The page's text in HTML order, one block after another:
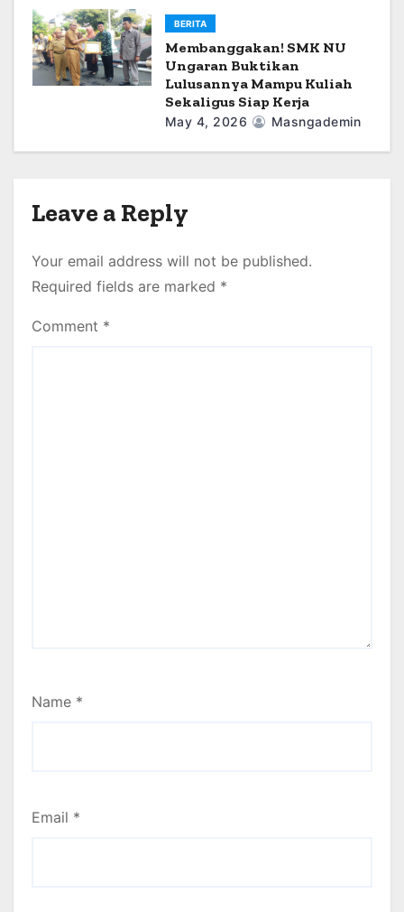
BERITA
Membanggakan! SMK NU
Ungaran Buktikan
Lulusannya Mampu Kuliah
Sekaligus Siap Kerja
May 4, 2026 Masngademin
Leave a Reply
Your email address will not be published.
Required fields are marked *
Comment *
Name *
Email *